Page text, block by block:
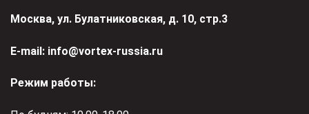
Москва, ул. Булатниковская, д. 10, стр.3
Е-mail: info@vortex-russia.ru
Режим работы: